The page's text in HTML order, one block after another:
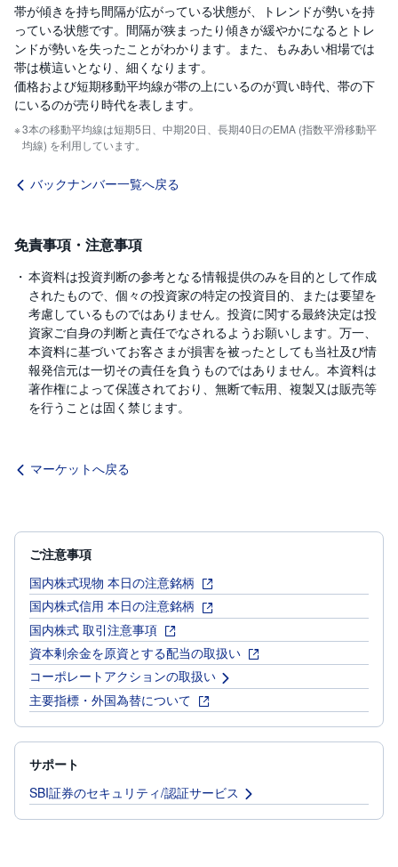
帯が傾きを持ち間隔が広がっている状態が、トレンドが勢いを持
っている状態です。間隔が狭まったり傾きが緩やかになるとトレ
ンドが勢いを失ったことがわかります。また、もみあい相場では
帯は横這いとなり、細くなります。
価格および短期移動平均線が帯の上にいるのが買い時代、帯の下
にいるのが売り時代を表します。
3本の移動平均線は短期5日、中期20日、長期40日のEMA (指数平滑移動平
均線) を利用しています。
バックナンバー一覧へ戻る
免責事項・注意事項
本資料は投資判断の参考となる情報提供のみを目的として作成
されたもので、個々の投資家の特定の投資目的、または要望を
考慮しているものではありません。投資に関する最終決定は投
資家ご自身の判断と責任でなされるようお願いします。万一、
本資料に基づいてお客さまが損害を被ったとしても当社及び情
報発信元は一切その責任を負うものではありません。本資料は
著作権によって保護されており、無断で転用、複製又は販売等
を行うことは固く禁じます。
マーケットへ戻る
ご注意事項
国内株式現物 本日の注意銘柄
国内株式信用 本日の注意銘柄
国内株式 取引注意事項
資本剰余金を原資とする配当の取扱い
コーポレートアクションの取扱い
主要指標・外国為替について
サポート
SBI証券のセキュリティ/認証サービス